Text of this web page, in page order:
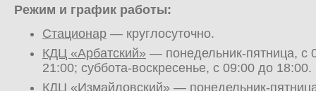
Режим и график работы:
Стационар — круглосуточно.
КДЦ «Арбатский» — понедельник-пятница, с
21:00; суббота-воскресенье, с 09:00 до 18:00.
КДЦ «Измайловский» — понедельник-